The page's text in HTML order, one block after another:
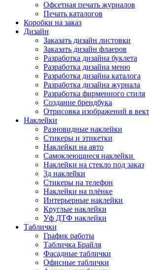
Офсетная печать журналов
Печать каталогов
Коробки на заказ
Дизайн
Заказать дизайн листовки
Заказать дизайн флаеров
Разработка дизайна буклета
Разработка дизайна меню
Разработка дизайна каталога
Разработка дизайна журнала
Разработка фирменного стиля
Создание брендбука
Отрисовка изображений в
Наклейки
Разновидные наклейки
Стикеры и этикетки
Наклейки на авто
Самоклеющиеся наклейки
Наклейки на стекло под заказ
3д наклейки
Cтикеры на телефон
Наклейки на плёнке
Интерьерные наклейки
Круглые наклейки
Уф ДТФ наклейки
Таблички
График работы
Табличка Брайля
Фасадные таблички
Офисные таблички